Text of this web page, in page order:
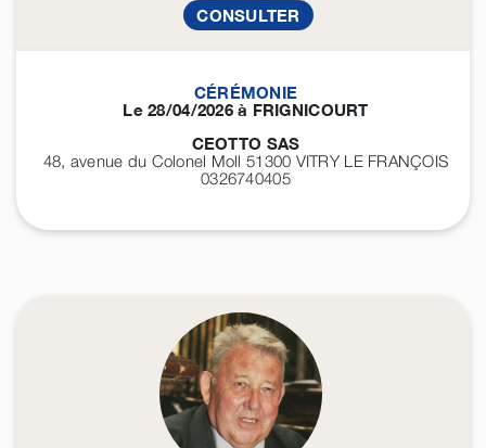
CONSULTER
CÉRÉMONIE
Le 28/04/2026 à FRIGNICOURT
CEOTTO SAS
48, avenue du Colonel Moll 51300 VITRY LE FRANÇOIS
0326740405